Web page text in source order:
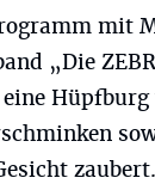
mit
„Die